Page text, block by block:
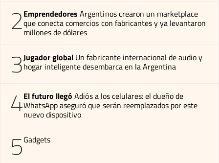
2Emprendedores Argentinos crearon un marketplace
que conecta comercios con fabricantes y ya levantaron
millones de dólares
3Jugador global Un fabricante internacional de audio y
hogar inteligente desembarca en la Argentina
4El futuro llegó Adiós a los celulares: el dueño de
WhatsApp aseguró que serán reemplazados por este
nuevo dispositivo
5Gadgets